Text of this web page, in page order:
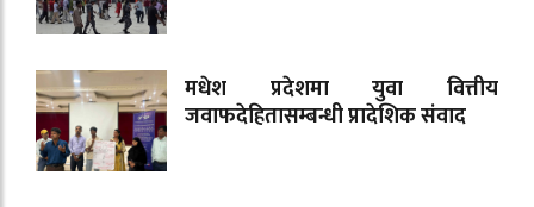
मधेश प्रदेशमा युवा वित्तीय
जवाफदेहितासम्बन्धी प्रादेशिक संवाद